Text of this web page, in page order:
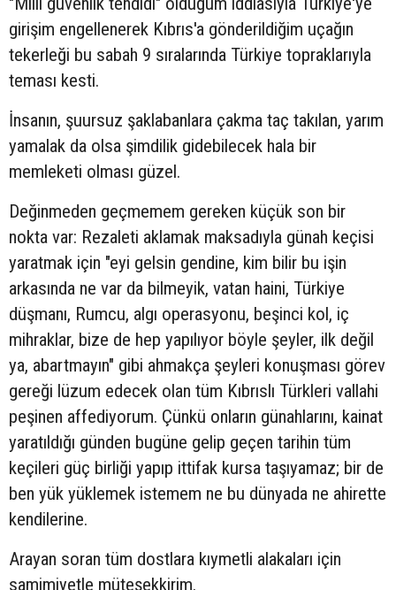
girişim engellenerek Kıbrıs'a gönderildiğim uçağın
tekerleği bu sabah 9 sıralarında Türkiye topraklarıyla
teması kesti.
İnsanın, şuursuz şaklabanlara çakma taç takılan, yarım
yamalak da olsa şimdilik gidebilecek hala bir
memleketi olması güzel.
Değinmeden geçmemem gereken küçük son bir
nokta var: Rezaleti aklamak maksadıyla günah keçisi
yaratmak için "eyi gelsin gendine, kim bilir bu işin
arkasında ne var da bilmeyik, vatan haini, Türkiye
düşmanı, Rumcu, algı operasyonu, beşinci kol, iç
mihraklar, bize de hep yapılıyor böyle şeyler, ilk değil
ya, abartmayın" gibi ahmakça şeyleri konuşması görev
gereği lüzum edecek olan tüm Kıbrıslı Türkleri vallahi
peşinen affediyorum. Çünkü onların günahlarını, kainat
yaratıldığı günden bugüne gelip geçen tarihin tüm
keçileri güç birliği yapıp ittifak kursa taşıyamaz; bir de
ben yük yüklemek istemem ne bu dünyada ne ahirette
kendilerine.
Arayan soran tüm dostlara kıymetli alakaları için
samimiyetle müteşekkirim.